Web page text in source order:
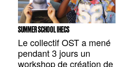
SUMMER SCHOOL IHECS
Le collectif OST a mené
pendant 3 jours un
workshop de création de